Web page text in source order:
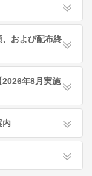
、および配布終
2026年8月実施
内